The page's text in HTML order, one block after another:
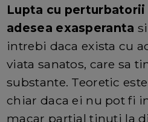
Lupta cu
adesea exasperanta
intrebi daca exista cu
viata sanatos, care sa
substante. Teoretic
chiar daca ei nu pot fi
macar partial tinuti la